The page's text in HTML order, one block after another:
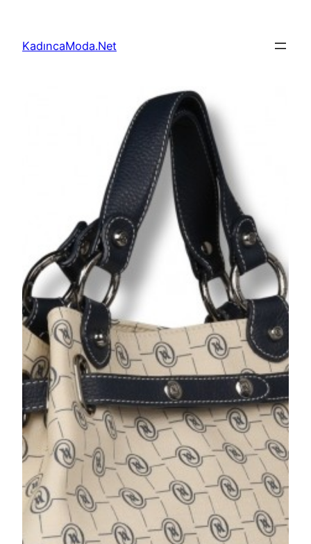
KadıncaModa.Net